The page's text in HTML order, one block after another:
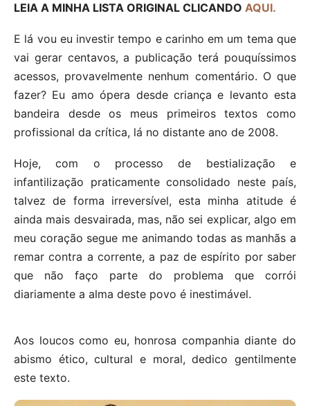
LEIA A MINHA LISTA ORIGINAL CLICANDO AQUI.
E lá vou eu investir tempo e carinho em um tema que
vai gerar centavos, a publicação terá pouquíssimos
acessos, provavelmente nenhum comentário. O que
fazer? Eu amo ópera desde criança e levanto esta
bandeira desde os meus primeiros textos como
profissional da crítica, lá no distante ano de 2008.
Hoje, com o processo de bestialização e
infantilização praticamente consolidado neste país,
talvez de forma irreversível, esta minha atitude é
ainda mais desvairada, mas, não sei explicar, algo em
meu coração segue me animando todas as manhãs a
remar contra a corrente, a paz de espírito por saber
que não faço parte do problema que corrói
diariamente a alma deste povo é inestimável.
Aos loucos como eu, honrosa companhia diante do
abismo ético, cultural e moral, dedico gentilmente
este texto.